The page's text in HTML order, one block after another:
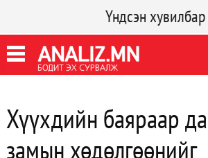
Үндсэн хувилбар
Хүүхдийн баяраар
замын хөдөлгөөнийг